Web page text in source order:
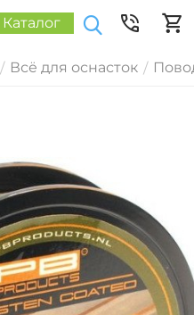
Каталог
/ Всё для оснасток /